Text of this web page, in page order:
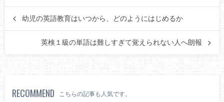
幼児の英語教育はいつから、どのようにはじめるか
英検１級の単語は難しすぎて覚えられない人へ朗報
RECOMMEND こちらの記事も人気です。